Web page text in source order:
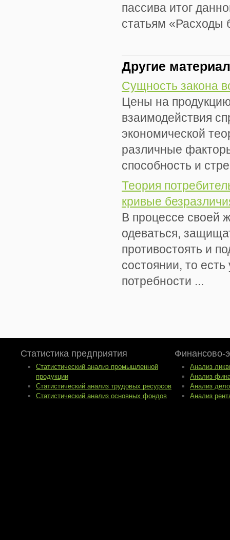
пассива итог
статьям «Расходы
Другие
Сущность закона
Цены на
взаимодействия
экономической
различные
способность и
Теория
кривые
В процессе своей
одеваться,
противостоять и
состоянии, то
потребности ...
Статистика предприятия
Статистический анализ промышленной
продукции
Статистический анализ трудовых ресурсов
Статистический анализ основных фондов
Финансово-
Анализ
Анализ
Анализ
Анализ